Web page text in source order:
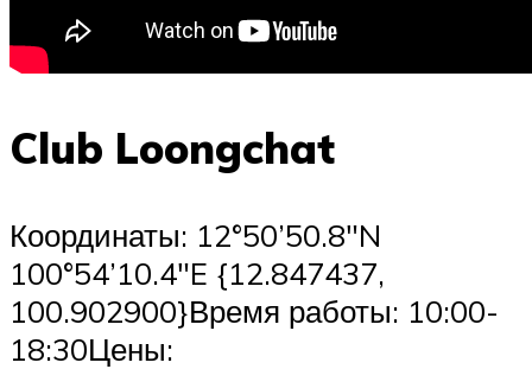
Club Loongchat
Координаты: 12°50’50.8″N
100°54’10.4″E {12.847437,
100.902900}Время работы: 10:00-
18:30Цены: